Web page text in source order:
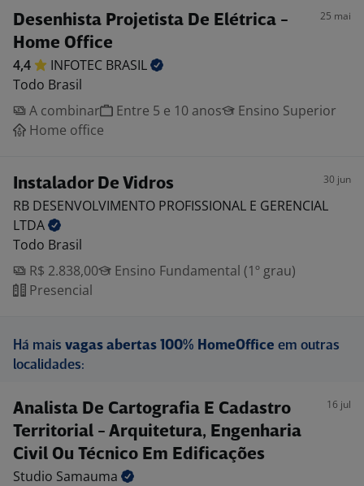
Desenhista Projetista De Elétrica -
Home Office
25 mai
4,4 INFOTEC BRASIL
Todo Brasil
A combinar
Entre 5 e 10 anos
Ensino Superior
Home office
Instalador De Vidros 30 jun
RB DESENVOLVIMENTO PROFISSIONAL E GERENCIAL
LTDA
Todo Brasil
R$ 2.838,00
Ensino Fundamental (1º grau)
Presencial
Há mais vagas abertas 100% HomeOffice em outras
localidades:
Analista De Cartografia E Cadastro
Territorial - Arquitetura, Engenharia
Civil Ou Técnico Em Edificações
16 jul
Studio Samauma